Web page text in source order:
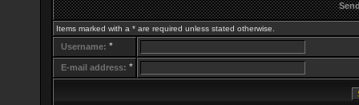
Items marked with a * are required unless stated otherwise.
Username: *
E-mail address: *